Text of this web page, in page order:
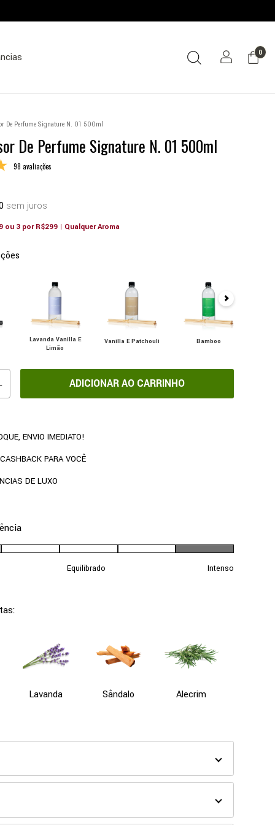
0
De Perfume Signature N. 01 500ml
De Perfume Signature N. 01 500ml
98 avaliações
sem juros
ou 3 por R$299 | Qualquer Aroma
Lavanda Vanilla E
Limão
Vanilla E Patchouli Bamboo
ADICIONAR AO CARRINHO
ENVIO IMEDIATO!
PARA VOCÊ
DE LUXO
Equilibrado Intenso
Lavanda Sândalo Alecrim